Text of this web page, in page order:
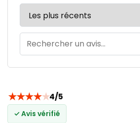
★★★★★4/5
✓ Avis vérifié